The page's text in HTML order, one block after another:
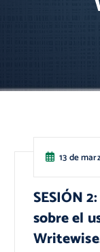
13 de
SESIÓN
sobre el